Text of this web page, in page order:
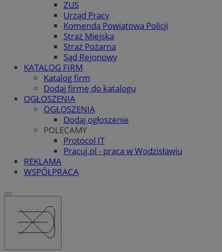
ZUS
Urząd Pracy
Komenda Powiatowa Policji
Straż Miejska
Straż Pożarna
Sąd Rejonowy
KATALOG FIRM
Katalog firm
Dodaj firmę do katalogu
OGŁOSZENIA
OGŁOSZENIA
Dodaj ogłoszenie
POLECAMY
Protocol IT
Pracuj.pl - praca w Wodzisławiu
REKLAMA
WSPÓŁPRACA